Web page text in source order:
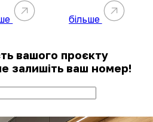
більше
вашого проєкту
залишіть ваш номер!